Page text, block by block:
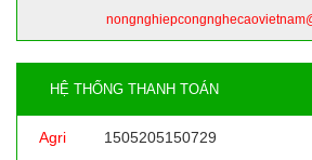
HỆ THỐNG THANH TOÁN
Agri
1505205150729